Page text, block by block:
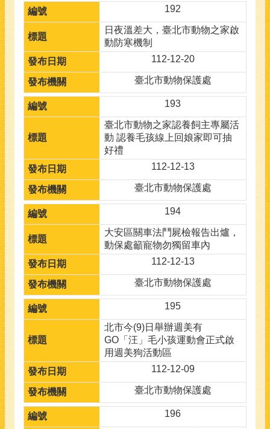
192
日夜溫差大，臺北市動物之家啟
動防寒機制
112-12-20
臺北市動物保護處
193
臺北市動物之家認養飼主專屬活
動 認養毛孩線上回娘家即可抽
好禮
112-12-13
臺北市動物保護處
194
大安區關車法鬥屍檢報告出爐，
動保處籲寵物勿獨留車內
112-12-13
臺北市動物保護處
195
北市今(9)日舉辦週美有
GO「汪」毛小孩運動會正式啟
用週美狗活動區
112-12-09
臺北市動物保護處
196